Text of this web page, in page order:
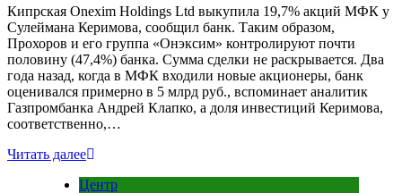
Кипрская Onexim Holdings Ltd выкупила 19,7% акций МФК у
Сулеймана Керимова, сообщил банк. Таким образом,
Прохоров и его группа «Онэксим» контролируют почти
половину (47,4%) банка. Сумма сделки не раскрывается. Два
года назад, когда в МФК входили новые акционеры, банк
оценивался примерно в 5 млрд руб., вспоминает аналитик
Газпромбанка Андрей Клапко, а доля инвестиций Керимова,
соответственно,…
Читать далее
Центр